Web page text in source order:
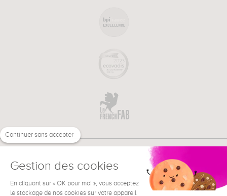
BESOIN D'AIDE ?
Continuer sans accepter
Gestion des cookies
En cliquant sur « OK pour moi », vous acceptez
le stockage de nos cookies sur votre appareil